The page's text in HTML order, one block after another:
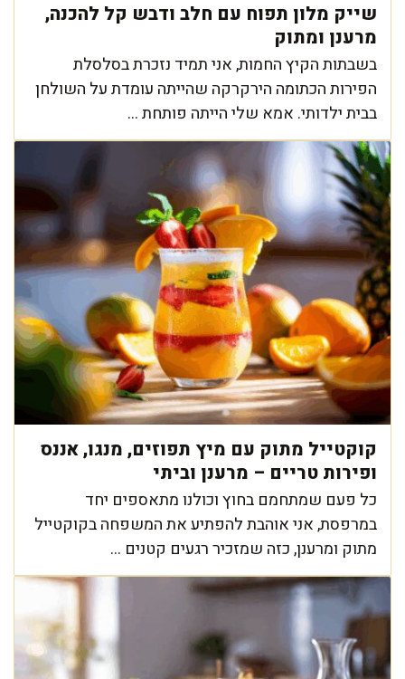
שייק מלון תפוח עם חלב ודבש קל להכנה,
מרענן ומתוק
בשבתות הקיץ החמות, אני תמיד נזכרת בסלסלת
הפירות הכתומה הירקרקה שהייתה עומדת על השולחן
בבית ילדותי. אמא שלי הייתה פותחת ...
קוקטייל מתוק עם מיץ תפוזים, מנגו, אננס
ופירות טריים – מרענן וביתי
כל פעם שמתחמם בחוץ וכולנו מתאספים יחד
במרפסת, אני אוהבת להפתיע את המשפחה בקוקטייל
מתוק ומרענן, כזה שמזכיר רגעים קטנים ...